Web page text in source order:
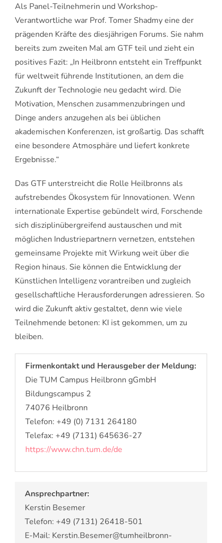
Als Panel-Teilnehmerin und Workshop-
Verantwortliche war Prof. Tomer Shadmy eine der
prägenden Kräfte des diesjährigen Forums. Sie nahm
bereits zum zweiten Mal am GTF teil und zieht ein
positives Fazit: „In Heilbronn entsteht ein Treffpunkt
für weltweit führende Institutionen, an dem die
Zukunft der Technologie neu gedacht wird. Die
Motivation, Menschen zusammenzubringen und
Dinge anders anzugehen als bei üblichen
akademischen Konferenzen, ist großartig. Das schafft
eine besondere Atmosphäre und liefert konkrete
Ergebnisse.“
Das GTF unterstreicht die Rolle Heilbronns als
aufstrebendes Ökosystem für Innovationen. Wenn
internationale Expertise gebündelt wird, Forschende
sich disziplinübergreifend austauschen und mit
möglichen Industriepartnern vernetzen, entstehen
gemeinsame Projekte mit Wirkung weit über die
Region hinaus. Sie können die Entwicklung der
Künstlichen Intelligenz vorantreiben und zugleich
gesellschaftliche Herausforderungen adressieren. So
wird die Zukunft aktiv gestaltet, denn wie viele
Teilnehmende betonen: KI ist gekommen, um zu
bleiben.
Firmenkontakt und Herausgeber der Meldung:
Die TUM Campus Heilbronn gGmbH
Bildungscampus 2
74076 Heilbronn
Telefon: +49 (0) 7131 264180
Telefax: +49 (7131) 645636-27
https://www.chn.tum.de/de
Ansprechpartner:
Kerstin Besemer
Telefon: +49 (7131) 26418-501
E-Mail: Kerstin.Besemer@tumheilbronn-